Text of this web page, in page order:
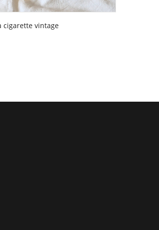
cigarette vintage